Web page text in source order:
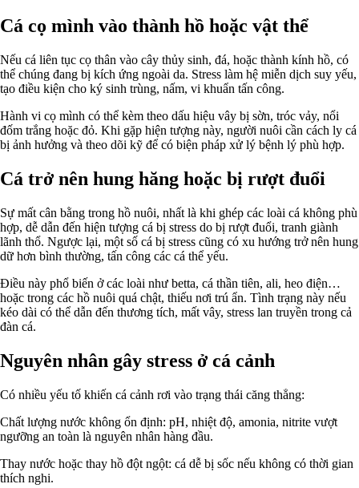
Cá cọ mình vào thành hồ hoặc vật thể
Nếu cá liên tục cọ thân vào cây thủy sinh, đá, hoặc thành kính hồ, có
thể chúng đang bị kích ứng ngoài da. Stress làm hệ miễn dịch suy yếu,
tạo điều kiện cho ký sinh trùng, nấm, vi khuẩn tấn công.
Hành vi cọ mình có thể kèm theo dấu hiệu vây bị sờn, tróc vảy, nổi
đốm trắng hoặc đỏ. Khi gặp hiện tượng này, người nuôi cần cách ly cá
bị ảnh hưởng và theo dõi kỹ để có biện pháp xử lý bệnh lý phù hợp.
Cá trở nên hung hăng hoặc bị rượt đuổi
Sự mất cân bằng trong hồ nuôi, nhất là khi ghép các loài cá không phù
hợp, dễ dẫn đến hiện tượng cá bị stress do bị rượt đuổi, tranh giành
lãnh thổ. Ngược lại, một số cá bị stress cũng có xu hướng trở nên hung
dữ hơn bình thường, tấn công các cá thể yếu.
Điều này phổ biến ở các loài như betta, cá thần tiên, ali, heo điện…
hoặc trong các hồ nuôi quá chật, thiếu nơi trú ẩn. Tình trạng này nếu
kéo dài có thể dẫn đến thương tích, mất vây, stress lan truyền trong cả
đàn cá.
Nguyên nhân gây stress ở cá cảnh
Có nhiều yếu tố khiến cá cảnh rơi vào trạng thái căng thẳng:
Chất lượng nước không ổn định: pH, nhiệt độ, amonia, nitrite vượt
ngưỡng an toàn là nguyên nhân hàng đầu.
Thay nước hoặc thay hồ đột ngột: cá dễ bị sốc nếu không có thời gian
thích nghi.